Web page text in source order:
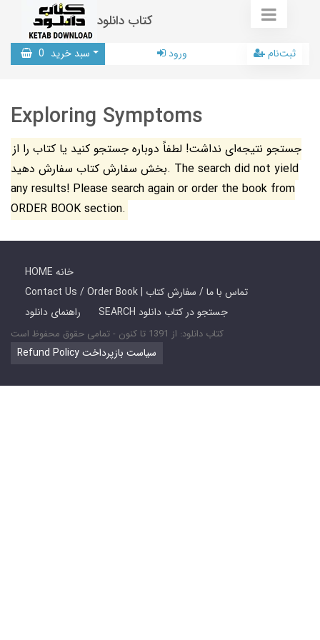
کتاب دانلود
سبد خرید 0 ورود ثبت‌نام
Exploring Symptoms
جستجو نتیجه‌ای نداشت! لطفاً دوباره جستجو کنید یا کتاب را از
بخش سفارش کتاب سفارش دهید. The search did not yield
any results! Please search again or order the book from
ORDER BOOK section.
HOME خانه
Contact Us / Order Book | تماس با ما / سفارش کتاب
راهنمای دانلود
SEARCH جستجو در کتاب دانلود
کتاب دانلود: از 1391 تا کنون - تمامی حقوق محفوظ است
Refund Policy سیاست بازپرداخت